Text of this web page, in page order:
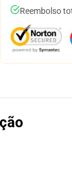
Reembolso